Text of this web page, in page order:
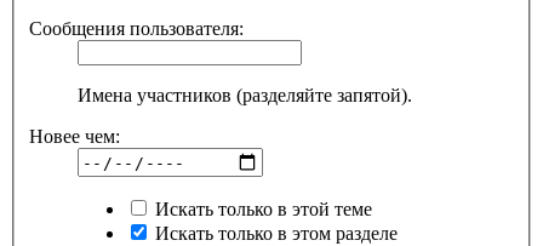
Сообщения пользователя:
Имена участников (разделяйте запятой).
Новее чем:
Искать только в этой теме
Искать только в этом разделе